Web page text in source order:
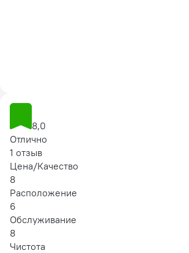
8,0
Отлично
1 отзыв
Цена/Качество
8
Расположение
6
Обслуживание
8
Чистота